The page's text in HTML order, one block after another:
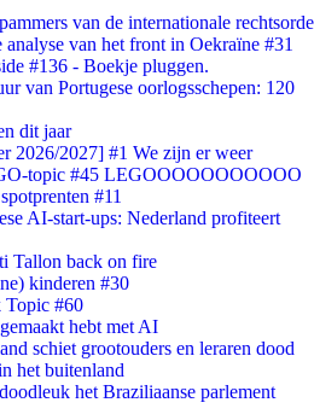
van de internationale rechtsorde
van het front in Oekraïne #31
#136 - Boekje pluggen.
van Portugese oorlogsschepen: 120
dit jaar
2026/2027] #1 We zijn er weer
topic #45 LEGOOOOOOOOOOO
#11
AI-start-ups: Nederland profiteert
Tallon back on fire
kinderen #30
Topic #60
hebt met AI
schiet grootouders en leraren dood
het buitenland
het Braziliaanse parlement